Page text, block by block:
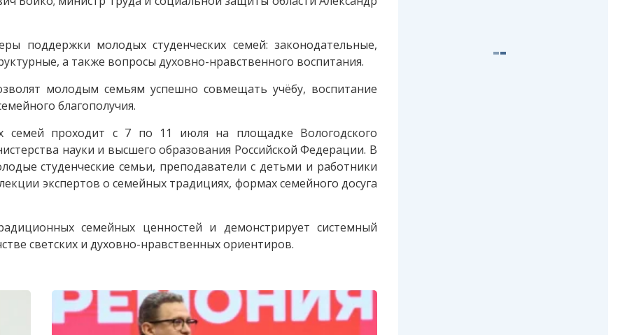
поддержки молодых студенческих семей: законодательные,
а также вопросы духовно-нравственного воспитания.
молодым семьям успешно совмещать учёбу, воспитание
благополучия.
семей проходит с 7 по 11 июля на площадке Вологодского
науки и высшего образования Российской Федерации. В
студенческие семьи, преподаватели с детьми и работники
экспертов о семейных традициях, формах семейного досуга
семейных ценностей и демонстрирует системный
светских и духовно-нравственных ориентиров.